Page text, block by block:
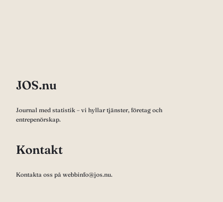
JOS.nu
Journal med statistik – vi hyllar tjänster, företag och
entrepenörskap.
Kontakt
Kontakta oss på webbinfo@jos.nu.